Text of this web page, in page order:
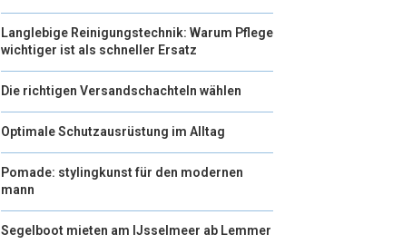
Langlebige Reinigungstechnik: Warum Pflege
wichtiger ist als schneller Ersatz
Die richtigen Versandschachteln wählen
Optimale Schutzausrüstung im Alltag
Pomade: stylingkunst für den modernen
mann
Segelboot mieten am IJsselmeer ab Lemmer